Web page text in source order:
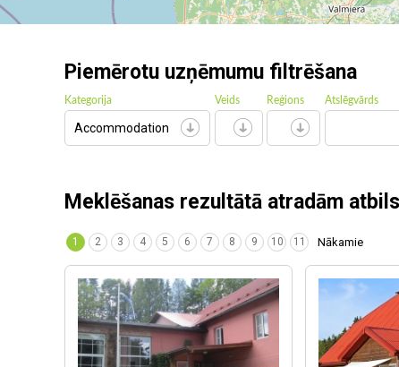
Piemērotu uzņēmumu filtrēšana
Kategorija
Accommodation
Veids Reģions Atslēgvārds
Meklēšanas rezultātā atradām
1 2 3 4 5 6 7 8 9 10 11 Nākamie